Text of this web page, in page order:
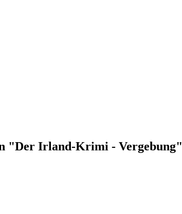
"Der Irland-Krimi - Vergebung"